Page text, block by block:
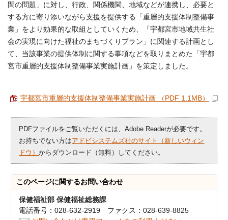
間の問題」に対し、行政、関係機関、地域などが連携し、必要と
する方に寄り添いながら支援を提供する「重層的支援体制整備事
業」をより効果的な取組としていくため、「宇都宮市地域共生社
会の実現に向けた福祉のまちづくりプラン」に関連する計画とし
て、当該事業の提供体制に関する事項などを取りまとめた「宇都
宮市重層的支援体制整備事業実施計画」を策定しました。
宇都宮市重層的支援体制整備事業実施計画 （PDF 1.1MB）
PDFファイルをご覧いただくには、Adobe Readerが必要です。
お持ちでない方はアドビシステムズ社のサイト（新しいウィン
ドウ）からダウンロード（無料）してください。
このページに関するお問い合わせ
保健福祉部 保健福祉総務課
電話番号：028-632-2919 ファクス：028-639-8825